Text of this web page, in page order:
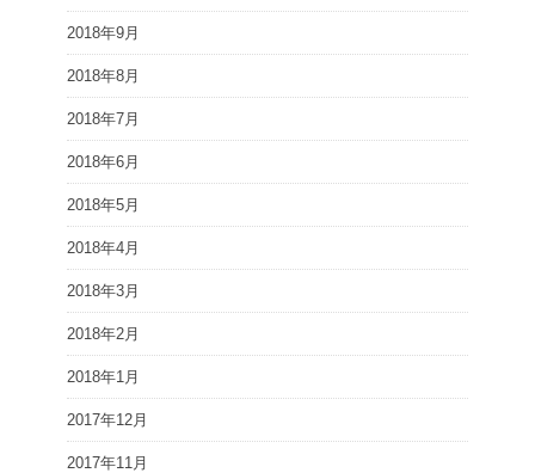
2018年9月
2018年8月
2018年7月
2018年6月
2018年5月
2018年4月
2018年3月
2018年2月
2018年1月
2017年12月
2017年11月